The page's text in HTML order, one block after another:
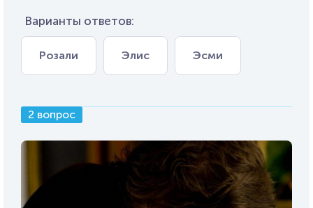
Варианты ответов:
Розали Элис Эсми
2 вопрос